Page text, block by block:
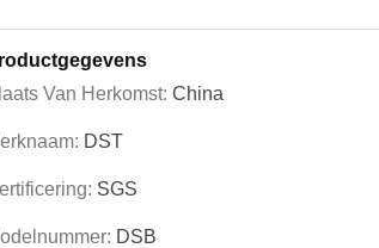
Van Herkomst: China
DST
SGS
DSB